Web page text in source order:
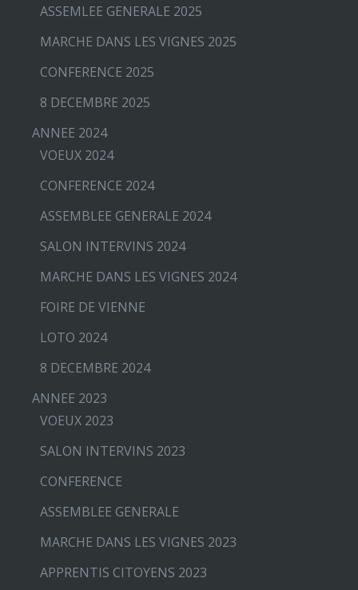
ASSEMLEE GENERALE 2025
MARCHE DANS LES VIGNES 2025
CONFERENCE 2025
8 DECEMBRE 2025
ANNEE 2024
VOEUX 2024
CONFERENCE 2024
ASSEMBLEE GENERALE 2024
SALON INTERVINS 2024
MARCHE DANS LES VIGNES 2024
FOIRE DE VIENNE
LOTO 2024
8 DECEMBRE 2024
ANNEE 2023
VOEUX 2023
SALON INTERVINS 2023
CONFERENCE
ASSEMBLEE GENERALE
MARCHE DANS LES VIGNES 2023
APPRENTIS CITOYENS 2023